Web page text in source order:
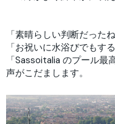
「素晴らしい判断だった
「お祝いに水浴びでもす
「Sassoitalia のプール
声がこだまします。